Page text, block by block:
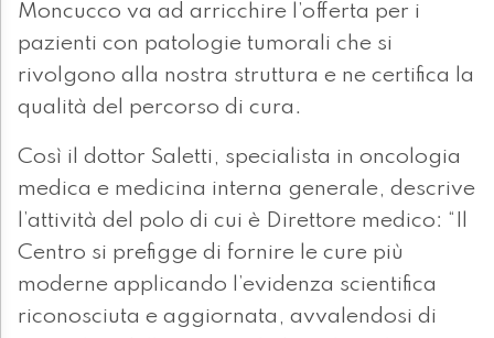
Moncucco va ad arricchire l’offerta per i
pazienti con patologie tumorali che si
rivolgono alla nostra struttura e ne certifica la
qualità del percorso di cura.
Così il dottor Saletti, specialista in oncologia
medica e medicina interna generale, descrive
l’attività del polo di cui è Direttore medico: “Il
Centro si prefigge di fornire le cure più
moderne applicando l’evidenza scientifica
riconosciuta e aggiornata, avvalendosi di